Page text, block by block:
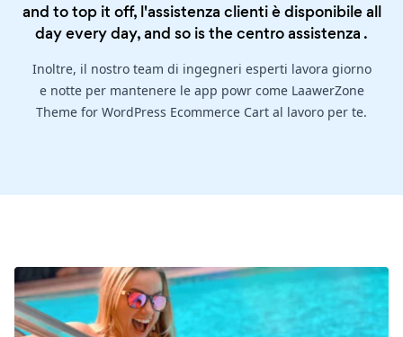
and to top it off, l'assistenza clienti è disponibile all
day every day, and so is thecentro assistenza .
Inoltre, il nostro team di ingegneri esperti lavora giorno
e notte per mantenere le app powr come LaawerZone
Theme for WordPress Ecommerce Cart al lavoro per te.